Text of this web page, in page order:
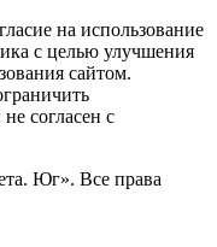
на использование
с целью улучшения
сайтом.
согласен с
Юг». Все права